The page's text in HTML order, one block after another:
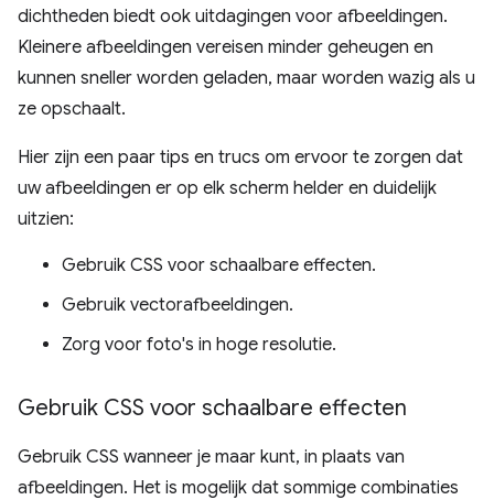
dichtheden biedt ook uitdagingen voor afbeeldingen.
Kleinere afbeeldingen vereisen minder geheugen en
kunnen sneller worden geladen, maar worden wazig als u
ze opschaalt.
Hier zijn een paar tips en trucs om ervoor te zorgen dat
uw afbeeldingen er op elk scherm helder en duidelijk
uitzien:
Gebruik CSS voor schaalbare effecten.
Gebruik vectorafbeeldingen.
Zorg voor foto's in hoge resolutie.
Gebruik CSS voor schaalbare effecten
Gebruik CSS wanneer je maar kunt, in plaats van
afbeeldingen. Het is mogelijk dat sommige combinaties